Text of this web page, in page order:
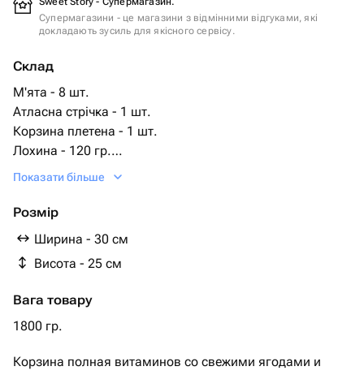
Супермагазини - це магазини з відмінними відгуками, які
докладають зусиль для якісного сервісу.
Склад
М'ята - 8 шт.
Атласна стрічка - 1 шт.
Корзина плетена - 1 шт.
Лохина - 120 гр.
полуниця свіжа - 1700 гр.
Показати більше
Розмір
Ширина - 30 см
Висота - 25 см
Вага товару
1800 гр.
Корзина полная витаминов со свежими ягодами и